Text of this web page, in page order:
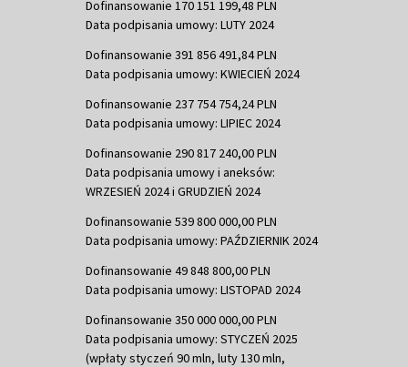
Dofinansowanie 170 151 199,48 PLN
Data podpisania umowy: LUTY 2024
Dofinansowanie 391 856 491,84 PLN
Data podpisania umowy: KWIECIEŃ 2024
Dofinansowanie 237 754 754,24 PLN
Data podpisania umowy: LIPIEC 2024
Dofinansowanie 290 817 240,00 PLN
Data podpisania umowy i aneksów:
WRZESIEŃ 2024 i GRUDZIEŃ 2024
Dofinansowanie 539 800 000,00 PLN
Data podpisania umowy: PAŹDZIERNIK 2024
Dofinansowanie 49 848 800,00 PLN
Data podpisania umowy: LISTOPAD 2024
Dofinansowanie 350 000 000,00 PLN
Data podpisania umowy: STYCZEŃ 2025
(wpłaty styczeń 90 mln, luty 130 mln,